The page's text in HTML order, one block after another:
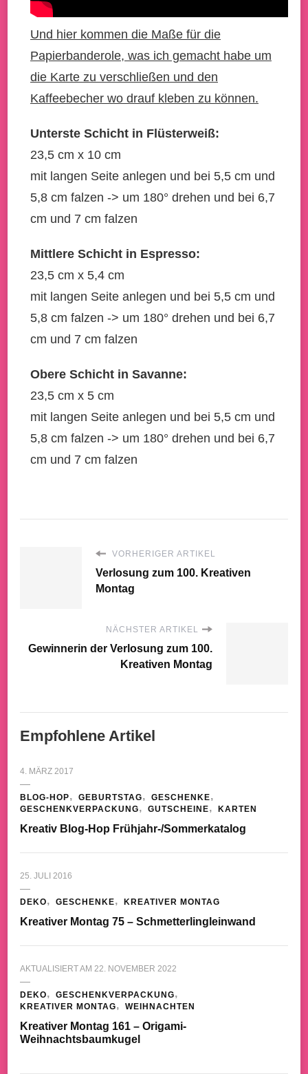
Und hier kommen die Maße für die
Papierbanderole, was ich gemacht habe um
die Karte zu verschließen und den
Kaffeebecher wo drauf kleben zu können.
Unterste Schicht in Flüsterweiß:
23,5 cm x 10 cm
mit langen Seite anlegen und bei 5,5 cm und
5,8 cm falzen -> um 180° drehen und bei 6,7
cm und 7 cm falzen
Mittlere Schicht in Espresso:
23,5 cm x 5,4 cm
mit langen Seite anlegen und bei 5,5 cm und
5,8 cm falzen -> um 180° drehen und bei 6,7
cm und 7 cm falzen
Obere Schicht in Savanne:
23,5 cm x 5 cm
mit langen Seite anlegen und bei 5,5 cm und
5,8 cm falzen -> um 180° drehen und bei 6,7
cm und 7 cm falzen
VORHERIGER ARTIKEL
Verlosung zum 100. Kreativen
Montag
NÄCHSTER ARTIKEL
Gewinnerin der Verlosung zum 100.
Kreativen Montag
Empfohlene Artikel
4. MÄRZ 2017
BLOG-HOP GEBURTSTAG
GESCHENKE
GESCHENKVERPACKUNG
GUTSCHEINE KARTEN
Kreativ Blog-Hop Frühjahr-/Sommerkatalog
25. JULI 2016
DEKO GESCHENKE KREATIVER MONTAG
Kreativer Montag 75 – Schmetterlingleinwand
AKTUALISIERT AM 22. NOVEMBER 2022
DEKO
GESCHENKVERPACKUNG
KREATIVER MONTAG
WEIHNACHTEN
Kreativer Montag 161 – Origami-
Weihnachtsbaumkugel